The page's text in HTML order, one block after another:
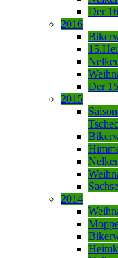
Der
2016
Der
2015
2014